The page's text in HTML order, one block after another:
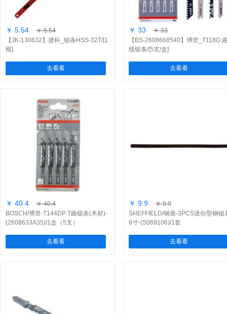
￥ 5.54
￥ 5.54
【JK-130832】捷科_锯条HSS-32T/[1
根]
去看看
￥ 33
￥ 33
【BS-2608668540】博世_T118G
线锯条/[5支/盒]
去看看
￥ 40.4
￥ 40.4
BOSCH/博世-T144DP T曲锯条(木材)-
(2608633A35)/1盒（5支）
去看看
￥ 9.9
￥ 9.9
SHEFFIELD/钢盾-3PCS迷你型钢锯
6寸-(S069106)/1套
去看看